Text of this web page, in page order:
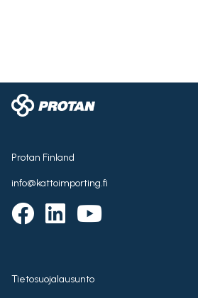
Protan Finland
info@kattoimporting.fi
Tietosuojalausunto